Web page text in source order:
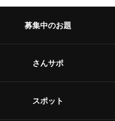
募集中のお題
さんサポ
スポット